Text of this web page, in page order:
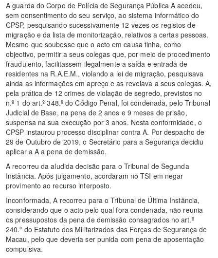
A guarda do Corpo de Polícia de Segurança Pública A acedeu,
sem consentimento do seu serviço, ao sistema informático do
CPSP, pesquisando sucessivamente 12 vezes os registos de
migração e da lista de monitorização, relativos a certas pessoas.
Mesmo que soubesse que o acto em causa tinha, como
objectivo, permitir a seus colegas que, por meio de procedimento
fraudulento, facilitassem ilegalmente a saída e entrada de
residentes na R.A.E.M., violando a lei de migração, pesquisava
ainda as informações em apreço e as revelava a seus colegas. A,
pela prática de 12 crimes de violação de segredo, previstos no
n.º 1 do art.º 348.º do Código Penal, foi condenada, pelo Tribunal
Judicial de Base, na pena de 2 anos e 9 meses de prisão,
suspensa na sua execução por 3 anos. Nesta conformidade, o
CPSP instaurou processo disciplinar contra A. Por despacho de
29 de Outubro de 2019, o Secretário para a Segurança decidiu
aplicar a A a pena de demissão.
A recorreu da aludida decisão para o Tribunal de Segunda
Instância. Após julgamento, acordaram no TSI em negar
provimento ao recurso interposto.
Inconformada, A recorreu para o Tribunal de Última Instância,
considerando que o acto pelo qual fora condenada, não reunia
os pressupostos da pena de demissão consagrados no art.º
240.º do Estatuto dos Militarizados das Forças de Segurança de
Macau, pelo que deveria ser punida com pena de aposentação
compulsiva.